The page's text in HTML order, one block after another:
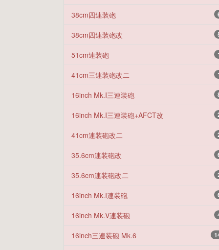
38cm四連装砲
38cm四連装砲改
51cm連装砲
41cm三連装砲改二
16inch Mk.I三連装砲
16inch Mk.I三連装砲+AFCT改
41cm連装砲改二
35.6cm連装砲改
35.6cm連装砲改二
16inch Mk.I連装砲
16inch Mk.V連装砲
16inch三連装砲 Mk.6